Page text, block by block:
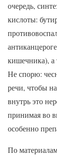
очередь,
кислоты:
кишечника), а
Не спорю:
речи, чтобы
внутрь это
принимая во
особенно
По